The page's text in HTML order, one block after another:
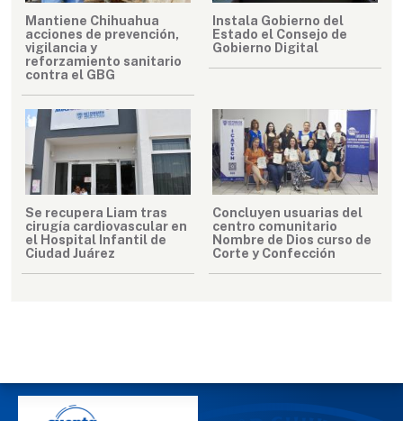
Mantiene Chihuahua
acciones de prevención,
vigilancia y
reforzamiento sanitario
contra el GBG
Instala Gobierno del
Estado el Consejo de
Gobierno Digital
Se recupera Liam tras
cirugía cardiovascular en
el Hospital Infantil de
Ciudad Juárez
Concluyen usuarias del
centro comunitario
Nombre de Dios curso de
Corte y Confección